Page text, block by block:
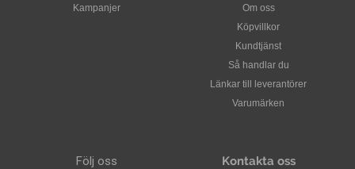
Kampanjer
Om oss
Köpvillkor
Kundtjänst
Så handlar du
Länkar till leverantörer
Varumärken
Följ oss Kontakta oss